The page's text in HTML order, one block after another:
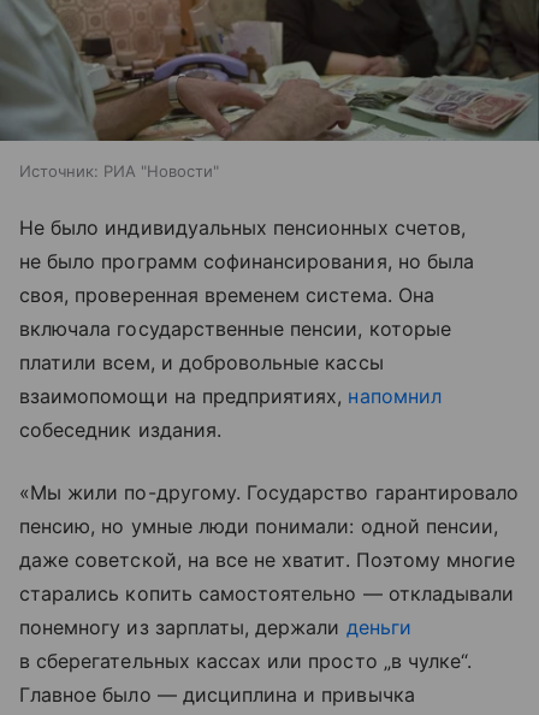
Источник: РИА "Новости"
Не было индивидуальных пенсионных счетов,
не было программ софинансирования, но была
своя, проверенная временем система. Она
включала государственные пенсии, которые
платили всем, и добровольные кассы
взаимопомощи на предприятиях, напомнил
собеседник издания.
«Мы жили по-другому. Государство гарантировало
пенсию, но умные люди понимали: одной пенсии,
даже советской, на все не хватит. Поэтому многие
старались копить самостоятельно — откладывали
понемногу из зарплаты, держали деньги
в сберегательных кассах или просто „в чулке“.
Главное было — дисциплина и привычка